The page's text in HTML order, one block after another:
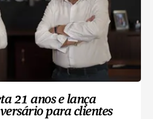
21 anos e lança
para clientes